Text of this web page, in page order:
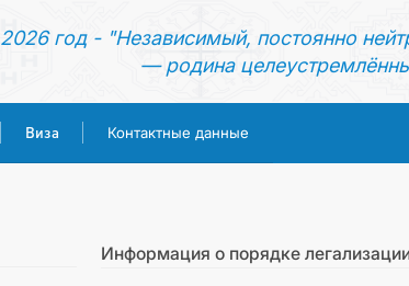
2026 год - "Независимый, постоянно
— родина
Виза Контактные данные
НОВОСТИИнформация о порядке